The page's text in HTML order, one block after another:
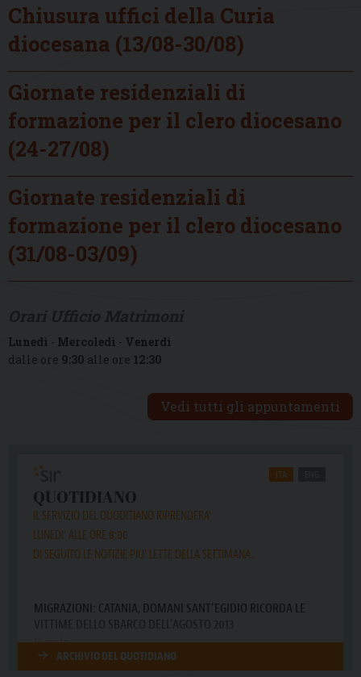
Chiusura uffici della Curia
diocesana (13/08-30/08)
Giornate residenziali di
formazione per il clero diocesano
(24-27/08)
Giornate residenziali di
formazione per il clero diocesano
(31/08-03/09)
Lunedì - Mercoledì - Venerdì
dalle ore 9:30 alle ore 12:30
Vedi tutti gli appuntamenti